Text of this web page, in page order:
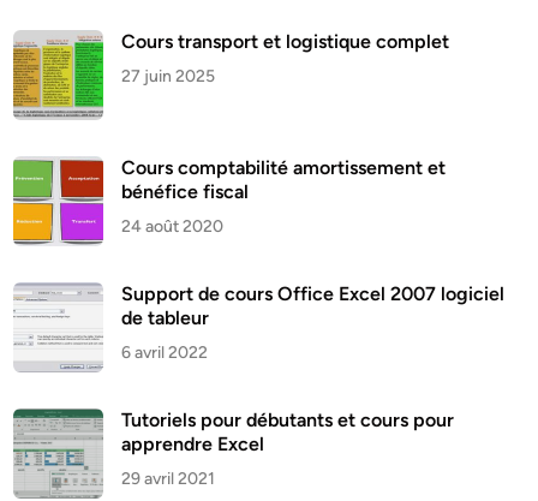
Cours transport et logistique complet
27 juin 2025
Cours comptabilité amortissement et
bénéfice fiscal
24 août 2020
Support de cours Office Excel 2007 logiciel
de tableur
6 avril 2022
Tutoriels pour débutants et cours pour
apprendre Excel
29 avril 2021